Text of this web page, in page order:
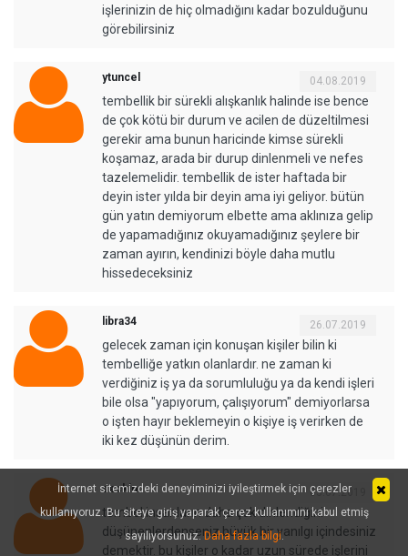
işlerinizin de hiç olmadığını kadar bozulduğunu
görebilirsiniz
ytuncel 04.08.2019
tembellik bir sürekli alışkanlık halinde ise bence
de çok kötü bir durum ve acilen de düzeltilmesi
gerekir ama bunun haricinde kimse sürekli
koşamaz, arada bir durup dinlenmeli ve nefes
tazelemelidir. tembellik de ister haftada bir
deyin ister yılda bir deyin ama iyi geliyor. bütün
gün yatın demiyorum elbette ama aklınıza gelip
de yapamadığınız okuyamadığınız şeylere bir
zaman ayırın, kendinizi böyle daha mutlu
hissedeceksiniz
libra34 26.07.2019
gelecek zaman için konuşan kişiler bilin ki
tembelliğe yatkın olanlardır. ne zaman ki
verdiğiniz iş ya da sorumluluğu ya da kendi işleri
bile olsa "yapıyorum, çalışıyorum" demiyorlarsa
o işten hayır beklemeyin o kişiye iş verirken de
iki kez düşünün derim.
seckin 03.07.2019
tembel insanların daha çok dinlendiğini
düşünenlerdenseniz büyük bir yanılgı içindesiniz
demektir. bu kişiler o kadar uzun sürede işlerini
İnternet sitemizdeki deneyiminizi iyileştirmek için çerezler
kullanıyoruz. Bu siteye giriş yaparak çerez kullanımını kabul etmiş
sayılıyorsunuz.Daha fazla bilgi.